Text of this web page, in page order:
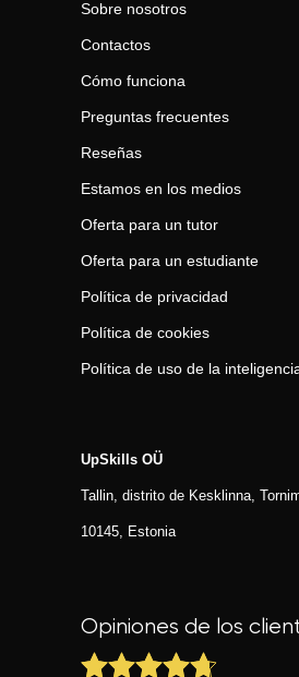
Sobre nosotros
Contactos
Cómo funciona
Preguntas frecuentes
Reseñas
Estamos en los medios
Oferta para un tutor
Oferta para un estudiante
Política de privacidad
Política de cookies
Política de uso de la
UpSkills OÜ
Tallin, distrito de Kesklinna,
10145, Estonia
Opiniones de los